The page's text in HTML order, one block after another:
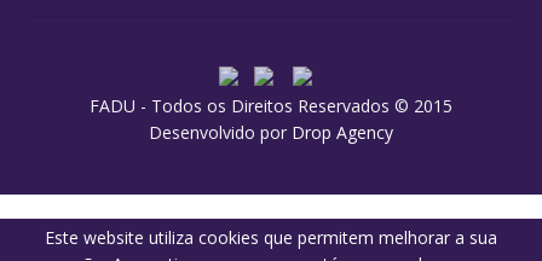
FADU - Todos os Direitos Reservados © 2015
Desenvolvido por Drop Agency
Este website utiliza cookies que permitem melhorar a sua